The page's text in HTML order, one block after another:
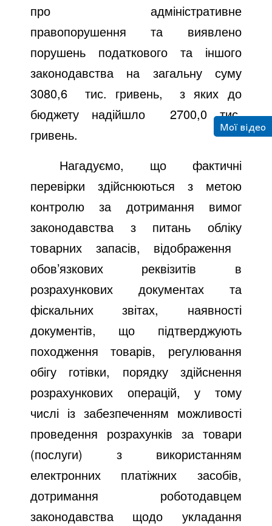
про адміністративне
правопорушення та виявлено
порушень податкового та іншого
законодавства на загальну суму
3080,6
тис. гривень,
з яких до
бюджету надійшло
2700,0 тис.
гривень.
Нагадуємо, що фактичні
перевірки здійснюються з метою
контролю за дотримання вимог
законодавства з питань обліку
товарних запасів, відображення
обов’язкових реквізитів в
розрахункових документах та
фіскальних звітах, наявності
документів, що підтверджують
походження товарів, регулювання
обігу готівки, порядку здійснення
розрахункових операцій, у тому
числі із забезпеченням можливості
проведення розрахунків за товари
(послуги) з використанням
електронних платіжних засобів,
дотримання роботодавцем
законодавства щодо укладання
Мої відео